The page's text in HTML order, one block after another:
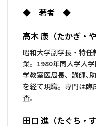
◆ 著者 ◆
高木 康（たかぎ・や
昭和大学副学長・特任
業。1980年同大学大
学教室医局長、講師､
を経て現職。専門は
査。
田口 進（たぐち・す